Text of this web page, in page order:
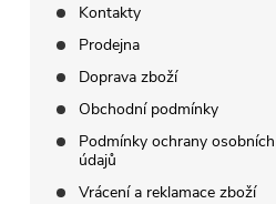
Kontakty
Prodejna
Doprava zboží
Obchodní podmínky
Podmínky ochrany osobních
údajů
Vrácení a reklamace zboží